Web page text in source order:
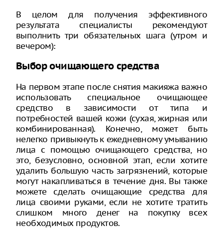
В целом для получения эффективного
результата специалисты рекомендуют
выполнить три обязательных шага (утром и
вечером):
Выбор очищающего средства
На первом этапе после снятия макияжа важно
использовать специальное очищающее
средство в зависимости от типа и
потребностей вашей кожи (сухая, жирная или
комбинированная). Конечно, может быть
нелегко привыкнуть к ежедневному умыванию
лица с помощью очищающего средства, но
это, безусловно, основной этап, если хотите
удалить большую часть загрязнений, которые
могут накапливаться в течение дня. Вы также
можете сделать очищающие средства для
лица своими руками, если не хотите тратить
слишком много денег на покупку всех
необходимых продуктов.